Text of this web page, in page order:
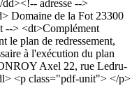
adresse -->
Domaine de la Fot 23300
--> <dt>Complément
le plan de redressement,
à l'exécution du plan
Axel 22, rue Ledru-
<p class="pdf-unit"> </p>